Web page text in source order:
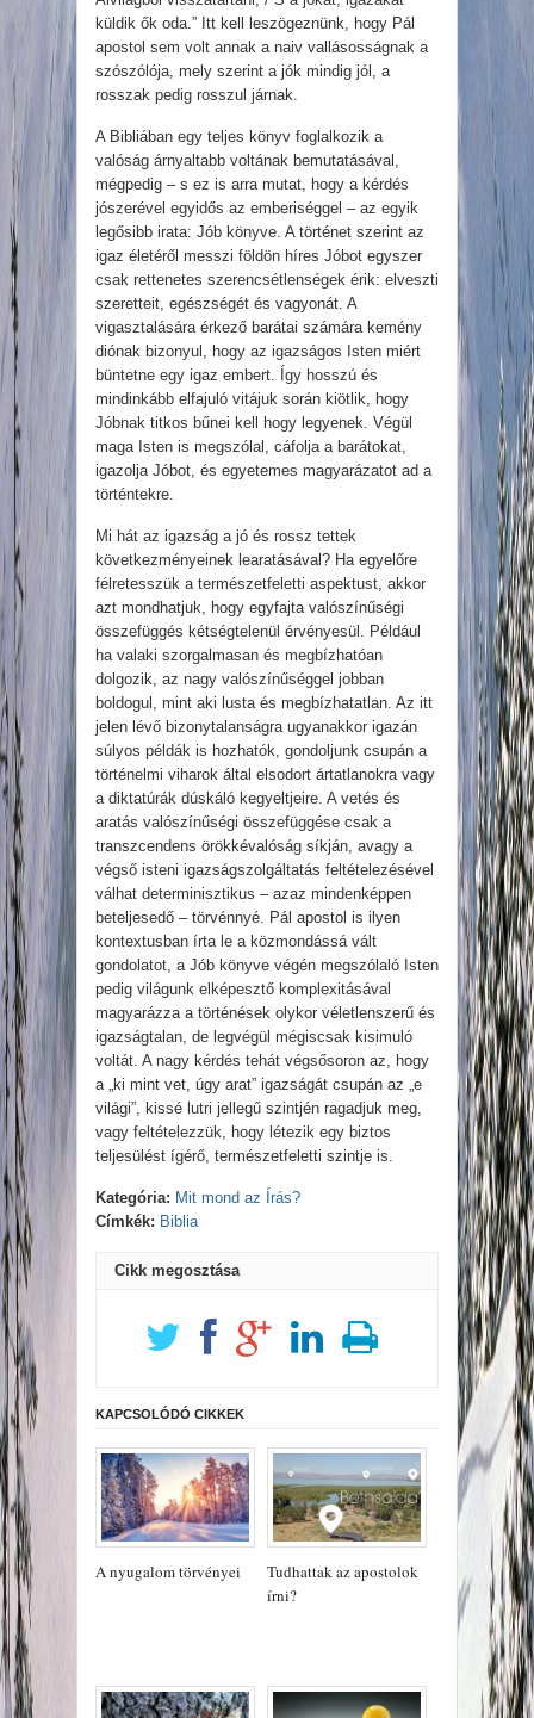
küldik ők oda.” Itt kell leszögeznünk, hogy Pál
apostol sem volt annak a naiv vallásosságnak a
szószólója, mely szerint a jók mindig jól, a
rosszak pedig rosszul járnak.
A Bibliában egy teljes könyv foglalkozik a
valóság árnyaltabb voltának bemutatásával,
mégpedig – s ez is arra mutat, hogy a kérdés
jószerével egyidős az emberiséggel – az egyik
legősibb irata: Jób könyve. A történet szerint az
igaz életéről messzi földön híres Jóbot egyszer
csak rettenetes szerencsétlenségek érik: elveszti
szeretteit, egészségét és vagyonát. A
vigasztalására érkező barátai számára kemény
diónak bizonyul, hogy az igazságos Isten miért
büntetne egy igaz embert. Így hosszú és
mindinkább elfajuló vitájuk során kiötlik, hogy
Jóbnak titkos bűnei kell hogy legyenek. Végül
maga Isten is megszólal, cáfolja a barátokat,
igazolja Jóbot, és egyetemes magyarázatot ad a
történtekre.
Mi hát az igazság a jó és rossz tettek
következményeinek learatásával? Ha egyelőre
félretesszük a természetfeletti aspektust, akkor
azt mondhatjuk, hogy egyfajta valószínűségi
összefüggés kétségtelenül érvényesül. Például
ha valaki szorgalmasan és megbízhatóan
dolgozik, az nagy valószínűséggel jobban
boldogul, mint aki lusta és megbízhatatlan. Az itt
jelen lévő bizonytalanságra ugyanakkor igazán
súlyos példák is hozhatók, gondoljunk csupán a
történelmi viharok által elsodort ártatlanokra vagy
a diktatúrák dúskáló kegyeltjeire. A vetés és
aratás valószínűségi összefüggése csak a
transzcendens örökkévalóság síkján, avagy a
végső isteni igazságszolgáltatás feltételezésével
válhat determinisztikus – azaz mindenképpen
beteljesedő – törvénnyé. Pál apostol is ilyen
kontextusban írta le a közmondássá vált
gondolatot, a Jób könyve végén megszólaló Isten
pedig világunk elképesztő komplexitásával
magyarázza a történések olykor véletlenszerű és
igazságtalan, de legvégül mégiscsak kisimuló
voltát. A nagy kérdés tehát végsősoron az, hogy
a „ki mint vet, úgy arat” igazságát csupán az „e
világi”, kissé lutri jellegű szintjén ragadjuk meg,
vagy feltételezzük, hogy létezik egy biztos
teljesülést ígérő, természetfeletti szintje is.
Kategória: Mit mond az Írás?
Címkék: Biblia
Cikk megosztása
KAPCSOLÓDÓ CIKKEK
A nyugalom törvényei
Tudhattak az apostolok
írni?